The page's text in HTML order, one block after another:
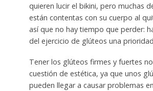
quieren lucir el bikini, pero muchas
están contentas con su cuerpo al
así que no hay tiempo que perder:
del ejercicio de glúteos una
Tener los glúteos firmes y fuertes
cuestión de estética, ya que unos
pueden llegar a causar problemas